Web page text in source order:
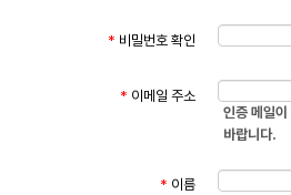
* 비밀번호 확인
* 이메일 주소
인증 메일이
바랍니다.
* 이름